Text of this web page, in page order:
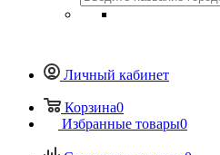
Личный кабинет
Корзина0
Избранные товары0